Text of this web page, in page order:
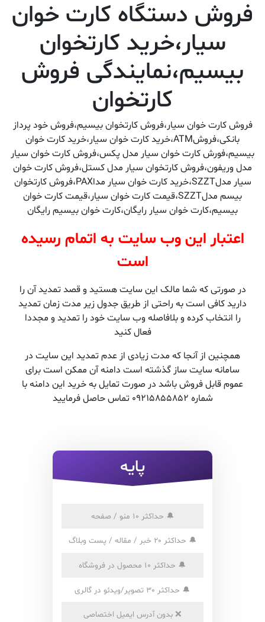
فروش دستگاه کارت خوان
سیار،خرید کارتخوان
بیسیم،نمایندگی فروش
کارتخوان
فروش کارت خوان سیار،فروش کارتخوان بیسیم،فروش خود پرداز
بانکی،فروشATM،خرید کارت خوان سیار،خرید کارت خوان
بیسیم،فورش کارت خوان سیار مدل پکس،فروش کارت خوان سیار
مدل وریفون،فروش کارتخوان سیار مدل کستل،فروش کارت خوان
سیار مدلSZZT،خرید کارت خوان سیار مداPAX،فروش کارتخوان
بیسم مدلSZZT،قیمت کارت خوان سیار،قیمت کارت خوان
بیسیم،کارت خوان سیار رایگان،کارت خوان بیسیم رایگان
اعتبار این وب سایت به اتمام رسیده
است
در صورتی که شما مالک این سایت هستید و قصد تمدید آن را
دارید کافی است به راحتی از طریق جدول زیر مدت زمان تمدید
را انتخاب کرده و بلافاصله وب سایت خود را تمدید و مجددا
فعال کنید
همچنین از آنجا که مدت زیادی از عدم تمدید این سایت در
سامانه سایت ساز گذشته است دامنه آن ممکن است برای
عموم قابل فروش باشد در صورت تمایل به خرید این دامنه با
شماره 09215855852 تماس حاصل فرمایید
پایه
🔔 حداکثر 10 منو / صفحه
🔔 حداکثر 20 خبر / مقاله / پست وبلاگ
🔔 حداکثر 10 محصول در فروشگاه
🔔 حداکثر 30 تصویر/ویدئو در گالری
❌ بدون آدرس ایمیل اختصاصی